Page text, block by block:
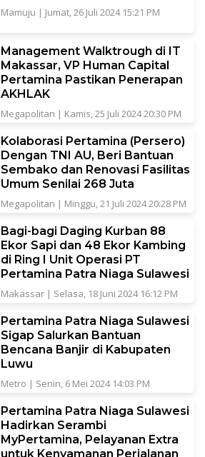
Mamuju | Jumat, 26 Juli 2024 15:21 PM
Management Walktrough di IT
Makassar, VP Human Capital
Pertamina Pastikan Penerapan
AKHLAK
Megapolitan | Kamis, 25 Juli 2024 20:30 PM
Kolaborasi Pertamina (Persero)
Dengan TNI AU, Beri Bantuan
Sembako dan Renovasi Fasilitas
Umum Senilai 268 Juta
Megapolitan | Minggu, 21 Juli 2024 20:28 PM
Bagi-bagi Daging Kurban 88
Ekor Sapi dan 48 Ekor Kambing
di Ring I Unit Operasi PT
Pertamina Patra Niaga Sulawesi
Makassar| Selasa, 18 Juni 2024 16:12 PM
Pertamina Patra Niaga Sulawesi
Sigap Salurkan Bantuan
Bencana Banjir di Kabupaten
Luwu
Metro | Senin, 6 Mei 2024 14:03 PM
Pertamina Patra Niaga Sulawesi
Hadirkan Serambi
MyPertamina, Pelayanan Extra
untuk Kenyamanan Perjalanan